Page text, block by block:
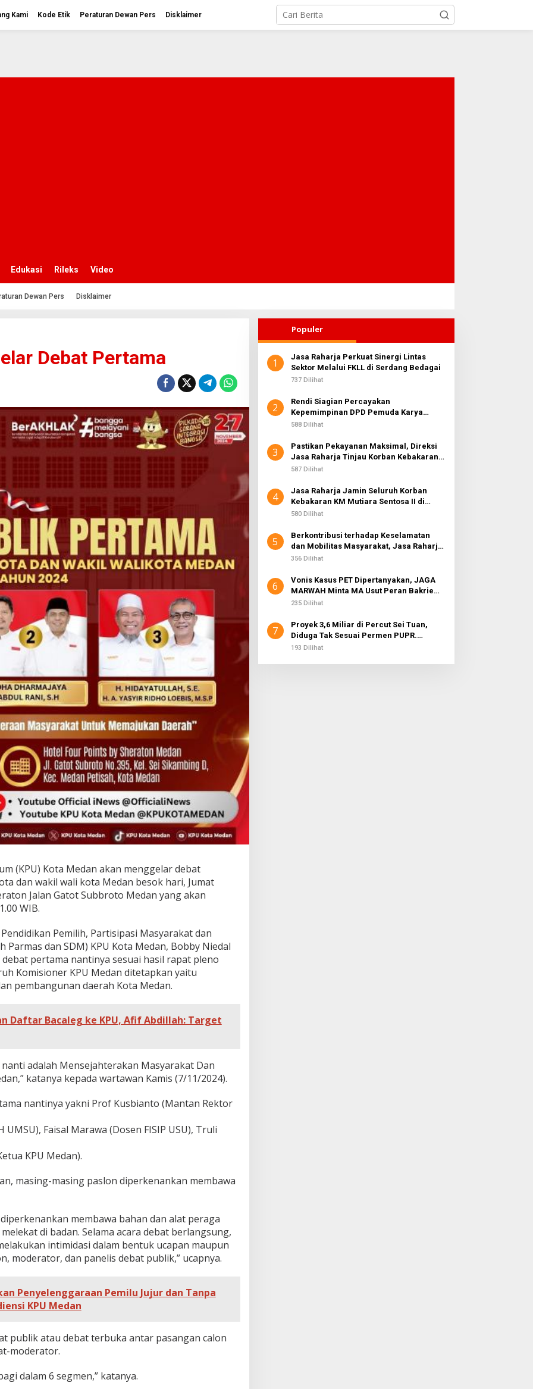
Kami Kode Etik Peraturan Dewan Pers Disklaimer
Edukasi Rileks Video
Dewan Pers Disklaimer
Debat Pertama
(KPU) Kota Medan akan menggelar debat
dan wakil wali kota Medan besok hari, Jumat
Jalan Gatot Subbroto Medan yang akan
WIB.
Pemilih, Partisipasi Masyarakat dan
Parmas dan SDM) KPU Kota Medan, Bobby Niedal
pertama nantinya sesuai hasil rapat pleno
Komisioner KPU Medan ditetapkan yaitu
pembangunan daerah Kota Medan.
Daftar Bacaleg ke KPU, Afif Abdillah: Target
adalah Mensejahterakan Masyarakat Dan
katanya kepada wartawan Kamis (7/11/2024).
nantinya yakni Prof Kusbianto (Mantan Rektor
UMSU), Faisal Marawa (Dosen FISIP USU), Truli
KPU Medan).
masing-masing paslon diperkenankan membawa
membawa bahan dan alat peraga
di badan. Selama acara debat berlangsung,
intimidasi dalam bentuk ucapan maupun
moderator, dan panelis debat publik,” ucapnya.
Penyelenggaraan Pemilu Jujur dan Tanpa
KPU Medan
publik atau debat terbuka antar pasangan calon
moderator.
dalam 6 segmen,” katanya.
Populer
1
Jasa Raharja Perkuat Sinergi Lintas
Sektor Melalui FKLL di Serdang Bedagai
737 Dilihat
2
Rendi Siagian Percayakan
Kepemimpinan DPD Pemuda Karya
Nasional Kota Medan kepada Josef
588 Dilihat
3
Pastikan Pekayanan Maksimal, Direksi
Jasa Raharja Tinjau Korban Kebakaran
KM Mutiara Sentosa II
587 Dilihat
4
Jasa Raharja Jamin Seluruh Korban
Kebakaran KM Mutiara Sentosa II di
Perairan Sumenep
580 Dilihat
5
Berkontribusi terhadap Keselamatan
dan Mobilitas Masyarakat, Jasa Raharja
Raih Penghargaan di Ajang Transportasi
356 Dilihat
6
Vonis Kasus PET Dipertanyakan, JAGA
MARWAH Minta MA Usut Peran Bakrie
Group
235 Dilihat
7
Proyek 3,6 Miliar di Percut Sei Tuan,
Diduga Tak Sesuai Permen PUPR.
Volume dan Nama Pengawas Tidak
193 Dilihat